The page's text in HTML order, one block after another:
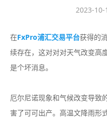
2023-10-
在FxPro浦汇交易平台获得的
续存在，这对对对天气改变高
是个坏消息。
厄尔尼诺现象和气候改变导致
害了可可出产。高温文降雨形